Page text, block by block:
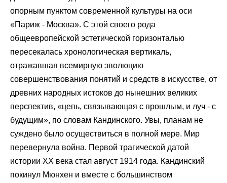
опорным пунктом современной культуры на оси
«Париж - Москва». С этой своего рода
общеевропейской эстетической горизонталью
пересекалась хронологическая вертикаль,
отражавшая всемирную эволюцию
совершенствования понятий и средств в искусстве, от
древних народных истоков до нынешних великих
перспектив, «цепь, связывающая с прошлым, и луч - с
будущим», по словам Кандинского. Увы, планам не
суждено было осуществиться в полной мере. Мир
перевернула война. Первой трагической датой
истории ХХ века стал август 1914 года. Кандинский
покинул Мюнхен и вместе с большинством